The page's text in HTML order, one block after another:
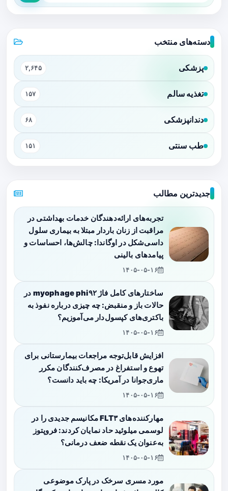
دسته‌های منتخب
پزشکی ۲,۶۴۵
تغذیه سالم ۱۵۷
دندانپزشکی ۶۸
طب سنتی ۱۵۱
جدیدترین مطالب
تجربه‌های ارائه‌دهندگان خدمات بهداشتی در
مراقبت از زنان باردار مبتلا به بیماری سلول
داسی‌شکل در اوگاندا: چالش‌ها، احساسات و
پیامدهای بالینی
۱۴۰۵-۰۵-۱۶
ساختارهای کامل فاژ myophage phi۹۲ در
حالات باز و منقبض: چه چیزی درباره نفوذ به
باکتری‌های کپسول‌دار می‌آموزیم؟
۱۴۰۵-۰۵-۱۶
افزایش قابل‌توجه مراجعات بیمارستانی برای
تهوع و استفراغ در مصرف‌کنندگان مکرر
ماری‌جوانا در آمریکا: چه باید دانست؟
۱۴۰۵-۰۵-۱۶
مهارکننده‌های FLT۳ مکانیسم جدیدی را در
لوسمی میلوئید حاد نمایان کردند: فروپتوز
به‌عنوان یک نقطه ضعف درمانی؟
۱۴۰۵-۰۵-۱۶
مورد مسری سرخک در پارک موضوعی